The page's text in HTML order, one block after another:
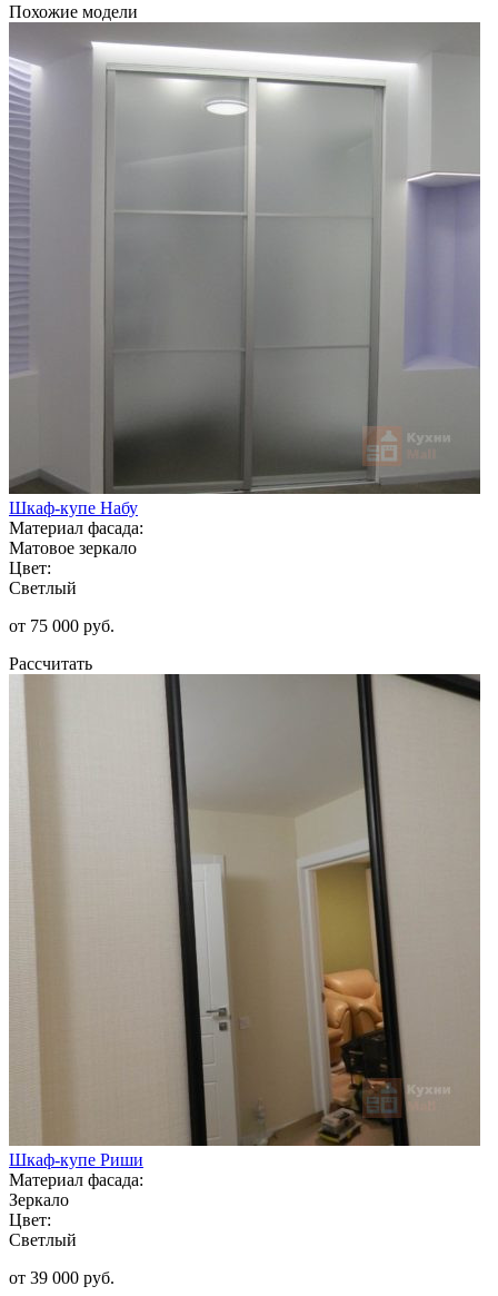
Похожие модели
Шкаф-купе Набу
Материал фасада:
Матовое зеркало
Цвет:
Светлый
от 75 000 руб.
Рассчитать
Шкаф-купе Риши
Материал фасада:
Зеркало
Цвет:
Светлый
от 39 000 руб.